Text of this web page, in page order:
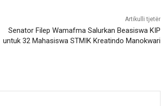
Artikulli tjetër
Senator Filep Wamafma Salurkan Beasiswa KIP
untuk 32 Mahasiswa STMIK Kreatindo Manokwari